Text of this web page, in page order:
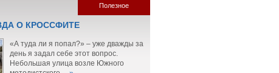
Полезное
О КРОССФИТЕ
«А туда ли я попал?» – уже дважды за
день я задал себе этот вопрос.
Небольшая улица возле Южного